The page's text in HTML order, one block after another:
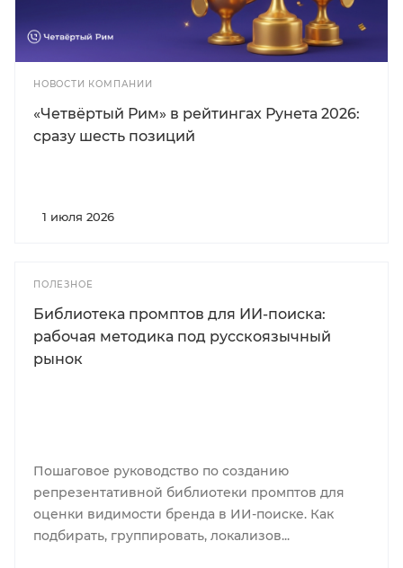
НОВОСТИ КОМПАНИИ
«Четвёртый Рим» в рейтингах Рунета 2026:
сразу шесть позиций
1 июля 2026
ПОЛЕЗНОЕ
Библиотека промптов для ИИ-поиска:
рабочая методика под русскоязычный
рынок
Пошаговое руководство по созданию
репрезентативной библиотеки промптов для
оценки видимости бренда в ИИ-поиске. Как
подбирать, группировать, локализов...